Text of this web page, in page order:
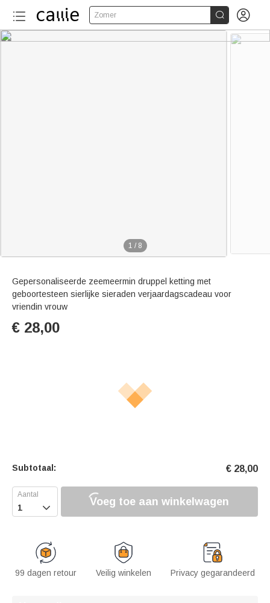
Zomer  
1 / 8
Gepersonaliseerde zeemeermin druppel ketting met
geboortesteen sierlijke sieraden verjaardagscadeau voor
vriendin vrouw
€ 28,00
Subtotaal: € 28,00
 Voeg toe aan winkelwagen
99 dagen retour Veilig winkelen Privacy gegarandeerd